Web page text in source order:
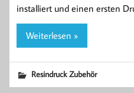
installiert und einen ersten
Weiterlesen »
Resindruck Zubehör